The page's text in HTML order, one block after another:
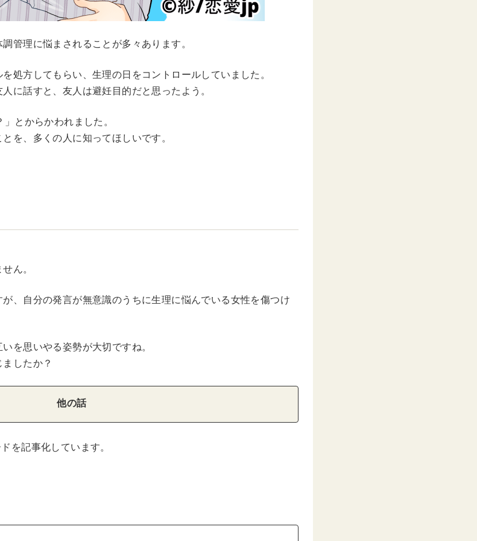
管理に悩まされることが多々あります。
処方してもらい、生理の日をコントロールしていました。
に話すと、友人は避妊目的だと思ったよう。
とからかわれました。
を、多くの人に知ってほしいです。
ん。
、自分の発言が無意識のうちに生理に悩んでいる女性を傷つけ
を思いやる姿勢が大切ですね。
したか？
他の話
を記事化しています。